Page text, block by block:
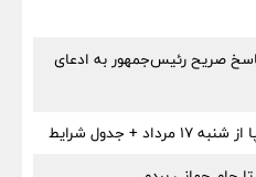
صریح رئیس‌جمهور به ادعای